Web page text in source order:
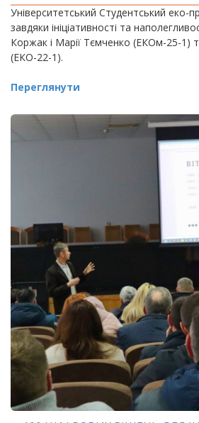
Університетський Студентський еко-
завдяки ініціативності та
Коржак і Марії Тємченко (ЕКОм-25-1)
(ЕКО-22-1).
Переглянути